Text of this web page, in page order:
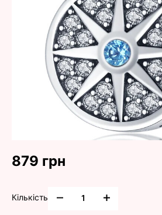
879 грн
Кількість